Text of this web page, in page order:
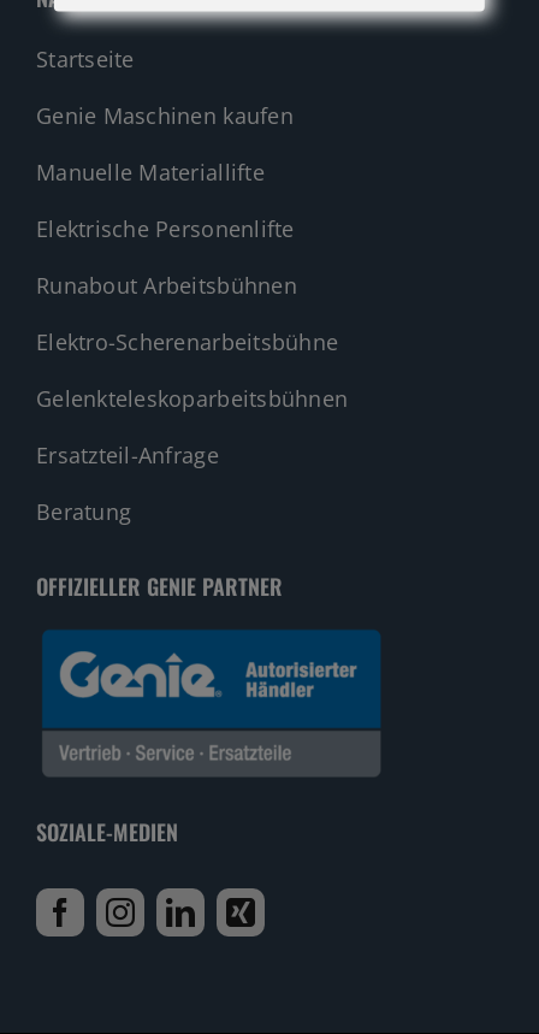
Startseite
Genie Maschinen kaufen
Manuelle Materiallifte
Elektrische Personenlifte
Runabout Arbeitsbühnen
Elektro-Scherenarbeitsbühne
Gelenkteleskoparbeitsbühnen
Ersatzteil-Anfrage
Beratung
OFFIZIELLER GENIE PARTNER
SOZIALE-MEDIEN